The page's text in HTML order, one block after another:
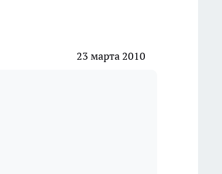
23 марта 2010